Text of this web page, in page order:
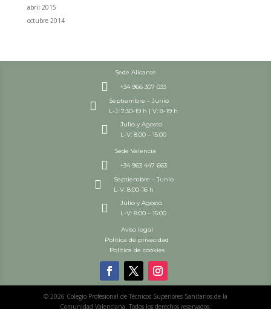
abril 2015
octubre 2014
Sede Alicante
 +34 966 307 033

Septiembre – Junio
L-J: 7:30-19 h | V: 8-19 h

Julio y Agosto
L-V: 8:00 – 15:00
Sede Valencia
 +34 963 447 663

Septiembre – Junio
L-V: 8:00-16 h

Julio y Agosto
L-V: 8:00 – 15:00
Aviso legal
Política de privacidad
Política de cookies
© 2026 Colegio Profesional de Técnicos Superiores Sanitarios de la
Comunidad Valenciana. Todos los derechos reservados.